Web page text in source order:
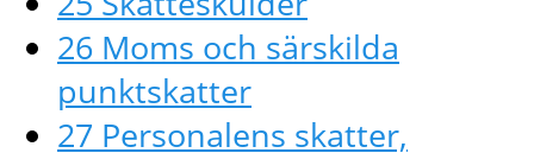
26 Moms och särskilda
punktskatter
27 Personalens skatter,